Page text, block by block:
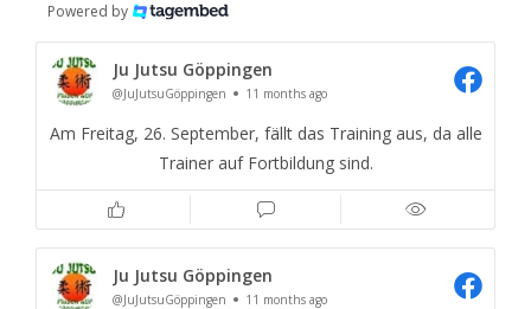
Powered by
Ju Jutsu Göppingen
@JuJutsuGöppingen 11 months ago
Am Freitag, 26. September, fällt das Training aus, da alle
Trainer auf Fortbildung sind.
Ju Jutsu Göppingen
@JuJutsuGöppingen 11 months ago